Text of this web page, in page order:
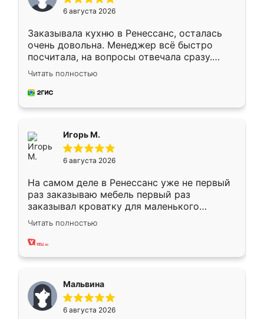
6 августа 2026
Заказывала кухню в Ренессанс, осталась
очень довольна. Менеджер всё быстро
посчитала, на вопросы отвечала сразу.
Замерщик приехал в субботу, подошёл к
делу со всей ответственностью. Собрали
за день, ребята работали аккуратно, даже
Читать полностью
Игорь М.
6 августа 2026
На самом деле в Ренессанс уже не первый
раз заказываю мебель первый раз
заказывал кроватку для маленького
ребёнка при его рождении ,во второй раз
заказал шкаф-купе. По качеству очень
хорошее сборка достаточно быстрая,
меньше, здесь же он более разнообразный.
Мне нравится ,если что-то потребуется из
мебели буду заказывать только здесь.
Читать полностью
Мальвина
6 августа 2026